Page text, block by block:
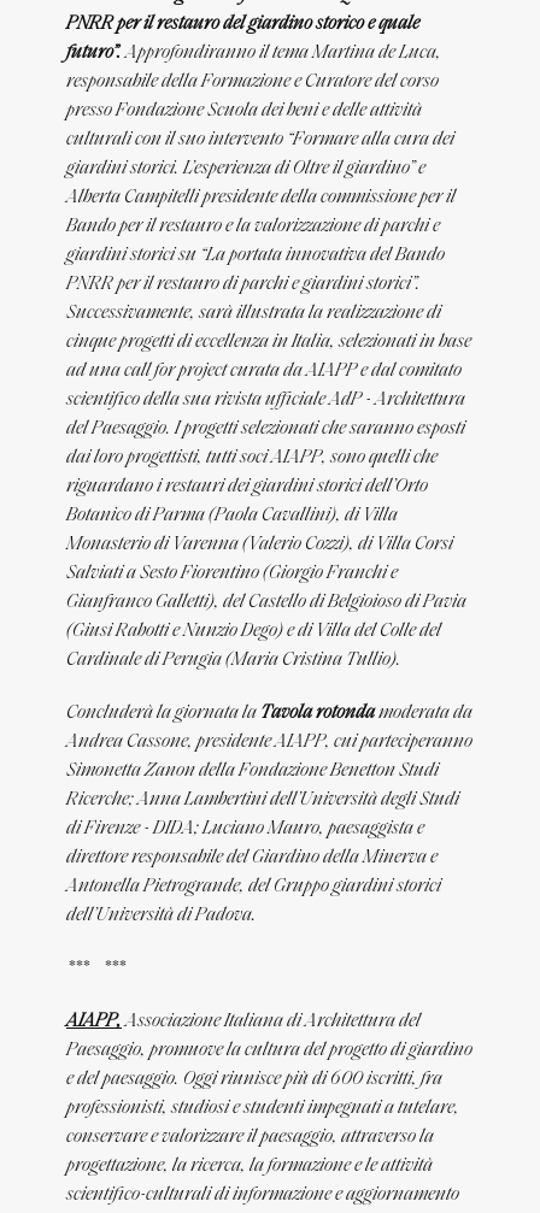
PNRR per il restauro del giardino storico e quale
futuro”.Approfondiranno il tema Martina de Luca,
responsabile della Formazione e Curatore del corso
presso Fondazione Scuola dei beni e delle attività
culturali con il suo intervento “Formare alla cura dei
giardini storici. L’esperienza di Oltre il giardino” e
Alberta Campitelli presidente della commissione per il
Bando per il restauro e la valorizzazione di parchi e
giardini storici su “La portata innovativa del Bando
PNRR per il restauro di parchi e giardini storici”.
Successivamente, sarà illustrata la realizzazione di
cinque progetti di eccellenza in Italia, selezionati in base
ad una call for project curata da AIAPP e dal comitato
scientifico della sua rivista ufficialeAdP - Architettura
del Paesaggio. I progetti selezionati che saranno esposti
dai loro progettisti, tutti soci AIAPP, sono quelli che
riguardano i restauri dei giardini storici dell’Orto
Botanico di Parma (Paola Cavallini), di Villa
Monasterio di Varenna (Valerio Cozzi), di Villa Corsi
Salviati a Sesto Fiorentino (Giorgio Franchi e
Gianfranco Galletti), del Castello di Belgioioso di Pavia
(Giusi Rabotti e Nunzio Dego) e di Villa del Colle del
Cardinale di Perugia (Maria Cristina Tullio).
Concluderà la giornata la Tavola rotondamoderata da
Andrea Cassone, presidente AIAPP, cui parteciperanno
Simonetta Zanon della Fondazione Benetton Studi
Ricerche; Anna Lambertini dell’Università degli Studi
di Firenze - DIDA; Luciano Mauro, paesaggista e
direttore responsabile del Giardino della Minerva e
Antonella Pietrogrande, del Gruppo giardini storici
dell’Università di Padova.
*** ***
AIAPP,Associazione Italiana di Architettura del
Paesaggio, promuove la cultura del progetto di giardino
e del paesaggio. Oggi riunisce più di 600 iscritti, fra
professionisti, studiosi e studenti impegnati a tutelare,
conservare e valorizzare il paesaggio, attraverso la
progettazione, la ricerca, la formazione e le attività
scientifico-culturali di informazione e aggiornamento